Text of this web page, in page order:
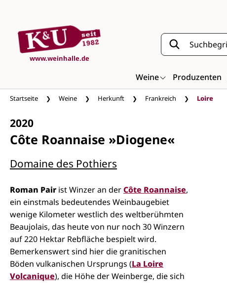
www.weinhalle.de
Weine Produzenten
Startseite Weine Herkunft Frankreich Loire
2020
Côte Roannaise »Diogene«
Domaine des Pothiers
Roman Pair ist Winzer an derCôte Roannaise,
ein einstmals bedeutendes Weinbaugebiet
wenige Kilometer westlich des weltberühmten
Beaujolais, das heute von nur noch 30 Winzern
auf 220 Hektar Rebfläche bespielt wird.
Bemerkenswert sind hier die granitischen
Böden vulkanischen Ursprungs (La Loire
Volcanique), die Höhe der Weinberge, die sich